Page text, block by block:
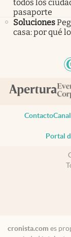
todos los
pasaporte
Soluciones
casa: por qué
Contacto
Portal
cronista.com es